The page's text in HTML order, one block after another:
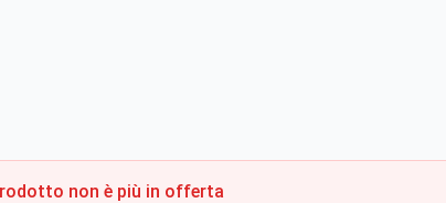
non è più in offerta